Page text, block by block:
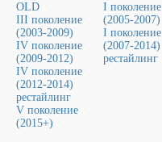
OLD
III поколение
(2003-2009)
IV поколение
(2009-2012)
IV поколение
(2012-2014)
рестайлинг
V поколение
(2015+)
I поколение
(2005-2007)
I поколение
(2007-2014)
рестайлинг